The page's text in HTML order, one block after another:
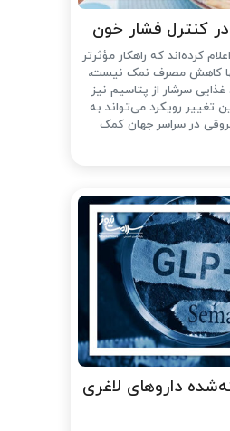
کنترل فشار خون
کرده‌اند که راهکار مؤثرتر
کاهش مصرف نمک نیست،
سرشار از پتاسیم نیز
تغییر رویکرد می‌تواند به
در سراسر جهان کمک
داروهای لاغری